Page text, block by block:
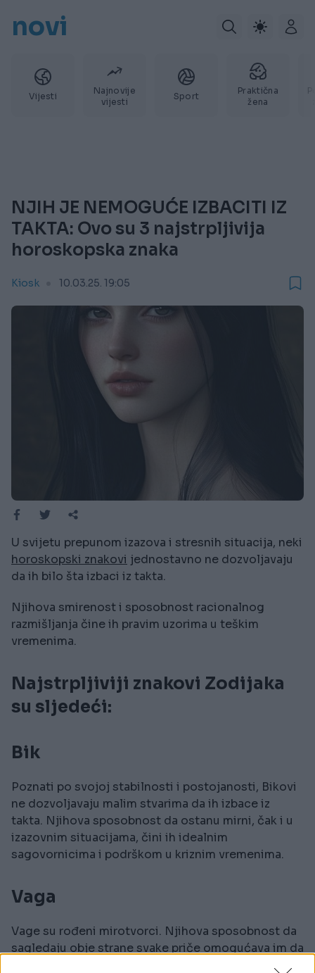
novi
Vijesti
Najnovije
vijesti
Sport
Praktična
žena
NJIH JE NEMOGUĆE IZBACITI IZ
TAKTA: Ovo su 3 najstrpljivija
horoskopska znaka
Kiosk 10.03.25. 19:05
U svijetu prepunom izazova i stresnih situacija, neki
horoskopski znakovi jednostavno ne dozvoljavaju
da ih bilo šta izbaci iz takta.
Njihova smirenost i sposobnost racionalnog
razmišljanja čine ih pravim uzorima u teškim
vremenima.
Najstrpljiviji znakovi Zodijaka
su sljedeći:
Bik
Poznati po svojoj stabilnosti i postojanosti, Bikovi
ne dozvoljavaju malim stvarima da ih izbace iz
takta. Njihova sposobnost da ostanu mirni, čak i u
izazovnim situacijama, čini ih idealnim
sagovornicima i podrškom u kriznim vremenima.
Vaga
Vage su rođeni mirotvorci. Njihova sposobnost da
sagledaju obje strane svake priče omogućava im da
ostanu mirni i strpljivi, čak i kada su svi oko njih